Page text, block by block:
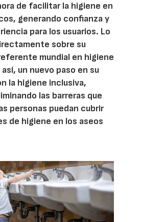
de facilitar la higiene en
generando confianza y
para los usuarios. Lo
sobre su
mundial en higiene
un nuevo paso en su
la higiene inclusiva,
las barreras que
personas puedan cubrir
de higiene en los aseos